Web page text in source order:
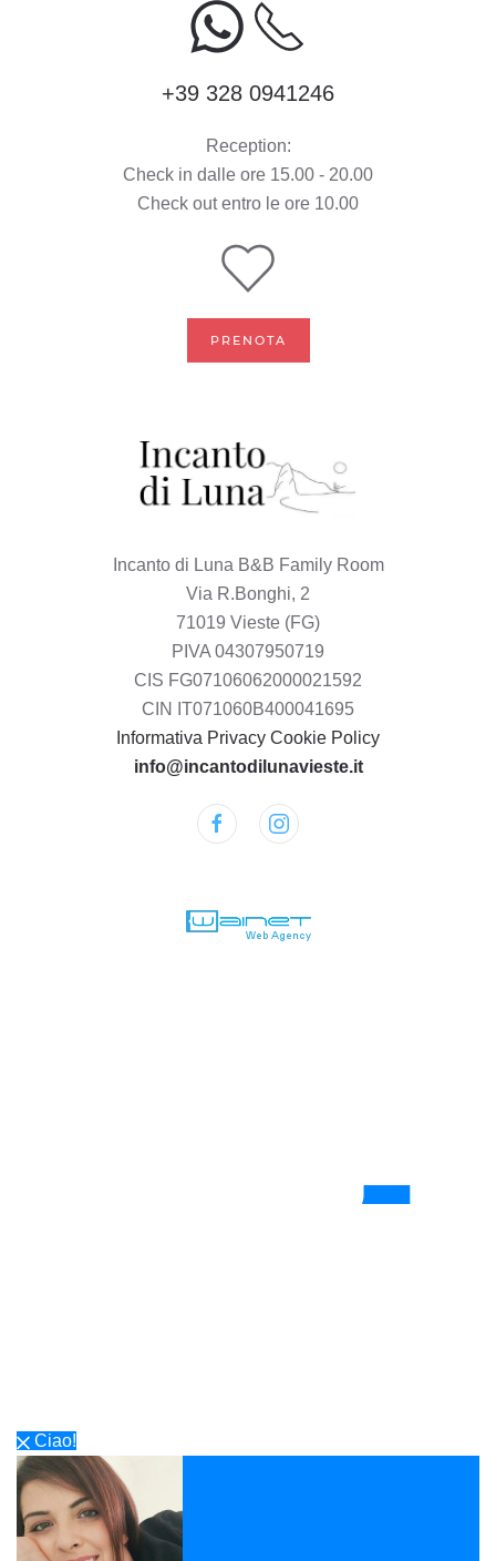
Incanto di Luna B&B Family Room
Via R.Bonghi, 2
71019 Vieste (FG)
PIVA 04307950719
CIS FG07106062000021592
CIN IT071060B400041695
Informativa Privacy Cookie Policy
info@incantodilunavieste.it
+39 328 0941246
Reception:
Check in dalle ore 15.00 - 20.00
Check out entro le ore 10.00
PRENOTA
Ciao!